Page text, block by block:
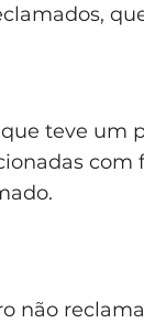
teve um
com
não